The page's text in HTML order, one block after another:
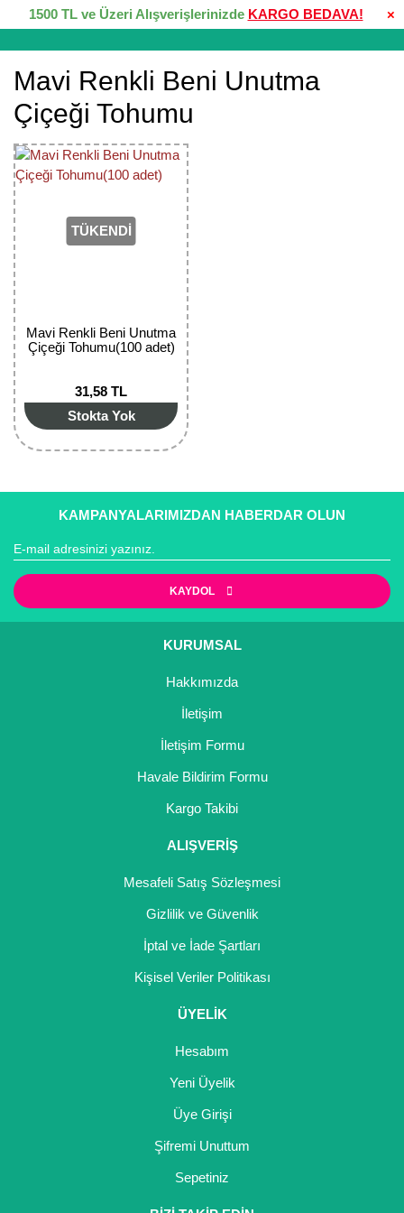
×
1500 TL ve Üzeri Alışverişlerinizde KARGO BEDAVA!
Mavi Renkli Beni Unutma
Çiçeği Tohumu
TÜKENDİ
Mavi Renkli Beni Unutma
Çiçeği Tohumu(100 adet)
31,58 TL
Stokta Yok
KAMPANYALARIMIZDAN HABERDAR OLUN
KAYDOL
KURUMSAL
Hakkımızda
İletişim
İletişim Formu
Havale Bildirim Formu
Kargo Takibi
ALIŞVERİŞ
Mesafeli Satış Sözleşmesi
Gizlilik ve Güvenlik
İptal ve İade Şartları
Kişisel Veriler Politikası
ÜYELİK
Hesabım
Yeni Üyelik
Üye Girişi
Şifremi Unuttum
Sepetiniz